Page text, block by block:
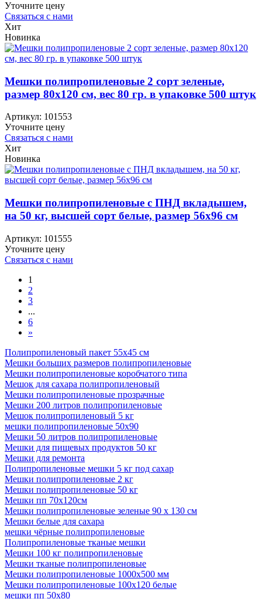
Уточните цену
Связаться с нами
Хит
Новинка
Мешки полипропиленовые 2 сорт зеленые,
размер 80х120 см, вес 80 гр. в упаковке 500 штук
Артикул: 101553
Уточните цену
Связаться с нами
Хит
Новинка
Мешки полипропиленовые с ПНД вкладышем,
на 50 кг, высшей сорт белые, размер 56х96 см
Артикул: 101555
Уточните цену
Связаться с нами
1
2
3
...
6
»
Полипропиленовый пакет 55х45 см
Мешки больших размеров полипропиленовые
Мешки полипропиленовые коробчатого типа
Мешок для сахара полипропиленовый
Мешки полипропиленовые прозрачные
Мешки 200 литров полипропиленовые
Мешок полипропиленовый 5 кг
мешки полипропиленовые 50х90
Мешки 50 литров полипропиленовые
Мешки для пищевых продуктов 50 кг
Мешки для ремонта
Полипропиленовые мешки 5 кг под сахар
Мешки полипропиленовые 2 кг
Мешки полипропиленовые 50 кг
Мешки пп 70x120см
Мешки полипропиленовые зеленые 90 x 130 см
Мешки белые для сахара
мешки чёрные полипропиленовые
Полипропиленовые тканые мешки
Мешки 100 кг полипропиленовые
Мешки тканые полипропиленовые
Мешки полипропиленовые 1000х500 мм
Мешки полипропиленовые 100х120 белые
мешки пп 50х80